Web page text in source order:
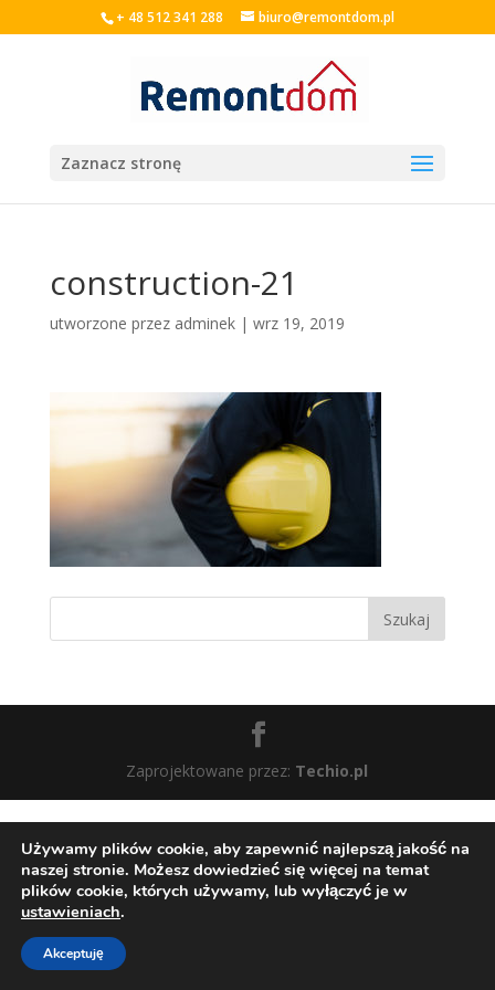
+ 48 512 341 288 biuro@remontdom.pl
Zaznacz stronę
construction-21
utworzone przez adminek| wrz 19, 2019
Zaprojektowane przez: Techio.pl
Używamy plików cookie, aby zapewnić najlepszą jakość na
naszej stronie. Możesz dowiedzieć się więcej na temat
plików cookie, których używamy, lub wyłączyć je w
ustawieniach.
Akceptuję